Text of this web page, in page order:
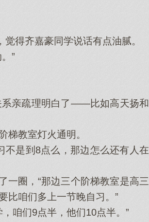
得齐嘉豪同学说话有点油腻。
”
亲疏理明白了——比如高天扬和
教室灯火通明。
是到8点么，那边怎么还有人在
圈，“那边三个阶梯教室是高三
比咱们多上一节晚自习。”
咱们9点半，他们10点半。”